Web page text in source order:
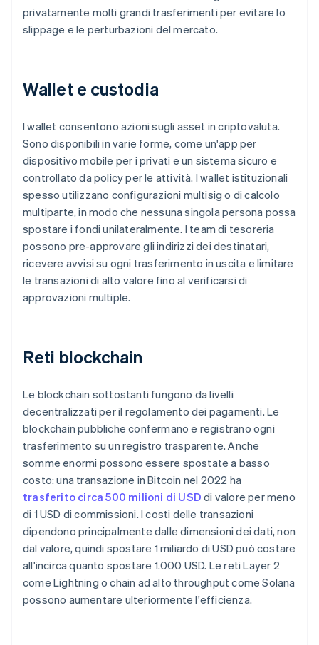
privatamente molti grandi trasferimenti per evitare lo
slippage e le perturbazioni del mercato.
Wallet e custodia
I wallet consentono azioni sugli asset in criptovaluta.
Sono disponibili in varie forme, come un'app per
dispositivo mobile per i privati e un sistema sicuro e
controllato da policy per le attività. I wallet istituzionali
spesso utilizzano configurazioni multisig o di calcolo
multiparte, in modo che nessuna singola persona possa
spostare i fondi unilateralmente. I team di tesoreria
possono pre-approvare gli indirizzi dei destinatari,
ricevere avvisi su ogni trasferimento in uscita e limitare
le transazioni di alto valore fino al verificarsi di
approvazioni multiple.
Reti blockchain
Le blockchain sottostanti fungono da livelli
decentralizzati per il regolamento dei pagamenti. Le
blockchain pubbliche confermano e registrano ogni
trasferimento su un registro trasparente. Anche
somme enormi possono essere spostate a basso
costo: una transazione in Bitcoin nel 2022 ha
trasferito circa 500 milioni di USD di valore per meno
di 1 USD di commissioni. I costi delle transazioni
dipendono principalmente dalle dimensioni dei dati, non
dal valore, quindi spostare 1 miliardo di USD può costare
all'incirca quanto spostare 1.000 USD. Le reti Layer 2
come Lightning o chain ad alto throughput come Solana
possono aumentare ulteriormente l'efficienza.